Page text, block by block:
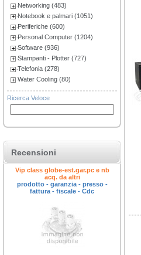
Networking (483)
Notebook e palmari (1051)
Periferiche (600)
Personal Computer (1204)
Software (936)
Stampanti - Plotter (727)
Telefonia (278)
Water Cooling (80)
Ricerca Veloce
Recensioni
Vip class globe-est.gar.pc e nb
acq. da altri
prodotto - garanzia - presso -
fattura - fiscale - Cdc